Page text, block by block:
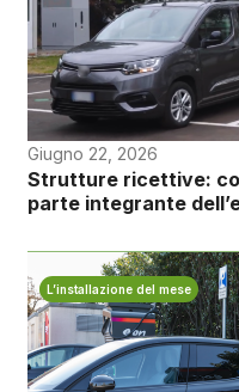
Giugno 22, 2026
Strutture ricettive:
parte integrante
L’installazione del mese